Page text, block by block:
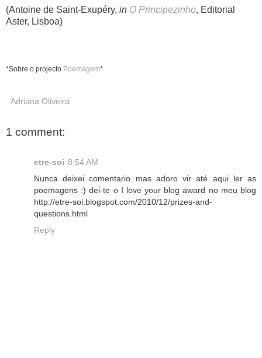
(Antoine de Saint-Exupéry, in O Principezinho, Editorial
Aster, Lisboa)
*Sobre o projecto Poemagem*
Adriana Oliveira
1 comment:
etre-soi 8:54 AM
Nunca deixei comentario mas adoro vir até aqui ler as
poemagens :) dei-te o I love your blog award no meu blog
http://etre-soi.blogspot.com/2010/12/prizes-and-
questions.html
Reply